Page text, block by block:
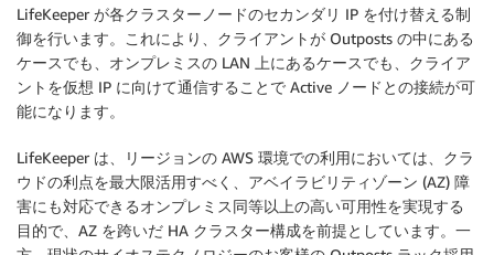
LifeKeeper が各クラスターノードのセカンダリ IP を付け替える制
御を行います。これにより、クライアントが Outposts の中にある
ケースでも、オンプレミスの LAN 上にあるケースでも、クライア
ントを仮想 IP に向けて通信することで Active ノードとの接続が可
能になります。
LifeKeeper は、リージョンの AWS 環境での利用においては、クラ
ウドの利点を最大限活用すべく、アベイラビリティゾーン (AZ) 障
害にも対応できるオンプレミス同等以上の高い可用性を実現する
目的で、AZ を跨いだ HA クラスター構成を前提としています。一